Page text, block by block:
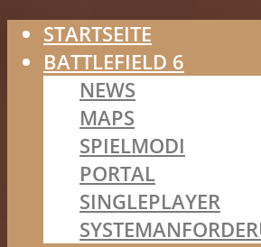
STARTSEITE
BATTLEFIELD 6
NEWS
MAPS
SPIELMODI
PORTAL
SINGLEPLAYER